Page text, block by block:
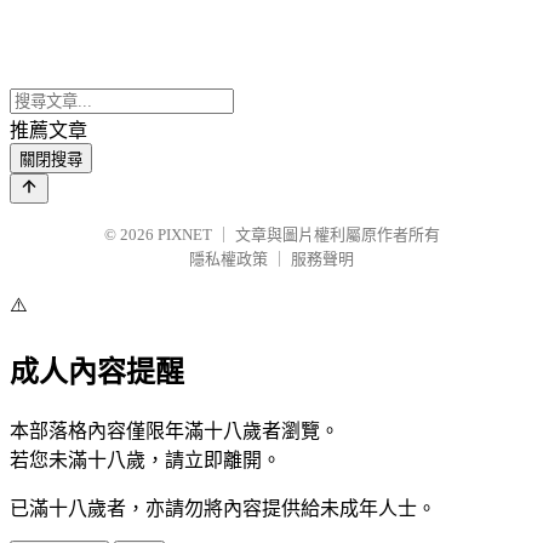
推薦文章
關閉搜尋
© 2026 PIXNET
文章與圖片權利屬原作者所有
隱私權政策
服務聲明
⚠️
成人內容提醒
本部落格內容僅限年滿十八歲者瀏覽。
若您未滿十八歲，請立即離開。
已滿十八歲者，亦請勿將內容提供給未成年人士。